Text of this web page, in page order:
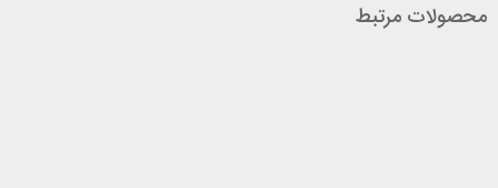
محصولات مرتبط